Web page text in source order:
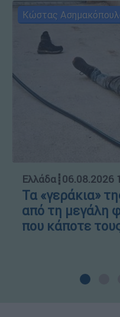
Κώστας
Ελλάδα┋06.08.2026
Τα «γεράκια»
από τη μεγάλη
που κάποτε